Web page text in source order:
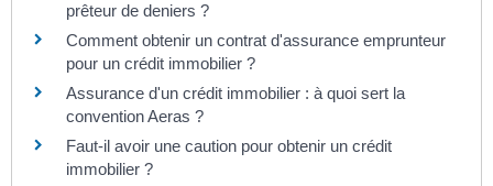
prêteur de deniers ?
Comment obtenir un contrat d'assurance emprunteur
pour un crédit immobilier ?
Assurance d'un crédit immobilier : à quoi sert la
convention Aeras ?
Faut-il avoir une caution pour obtenir un crédit
immobilier ?